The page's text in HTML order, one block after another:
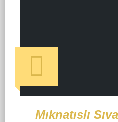
Mıknatıslı